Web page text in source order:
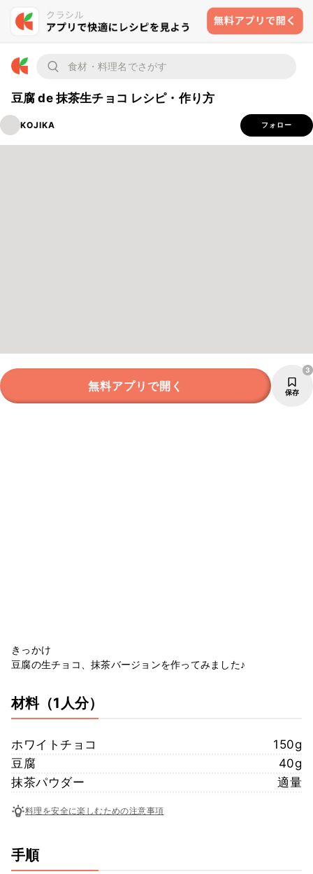
豆腐 de 抹茶生チョコ レシピ・作り方
KOJIKA フォロー
無料アプリで開く 保存
3
きっかけ
豆腐の生チョコ、抹茶バージョンを作ってみました♪
材料（1人分）
ホワイトチョコ
150g
豆腐
40g
抹茶パウダー
適量
料理を安全に楽しむための注意事項
手順